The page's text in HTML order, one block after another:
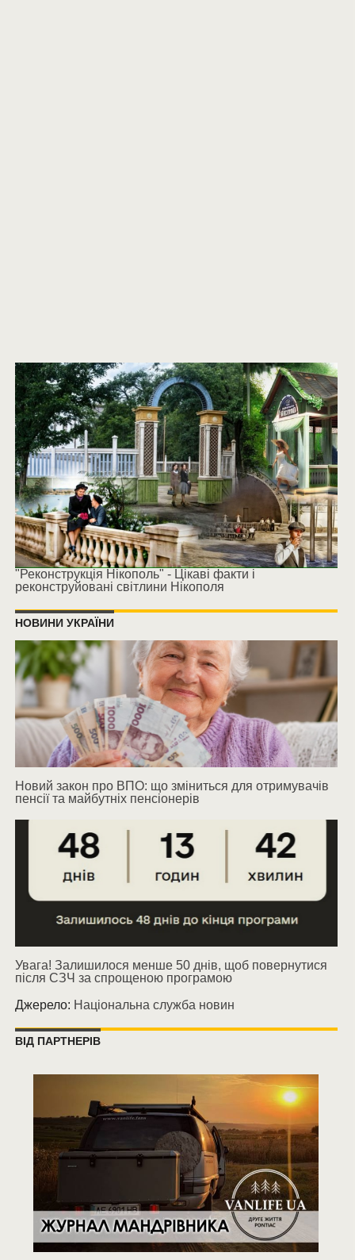
"Реконструкція Нікополь" - Цікаві факти і
реконструйовані світлини Нікополя
НОВИНИ УКРАЇНИ
Новий закон про ВПО: що зміниться для отримувачів
пенсії та майбутніх пенсіонерів
Увага! Залишилося менше 50 днів, щоб повернутися
після СЗЧ за спрощеною програмою
Джерело: Національна служба новин
ВІД ПАРТНЕРІВ